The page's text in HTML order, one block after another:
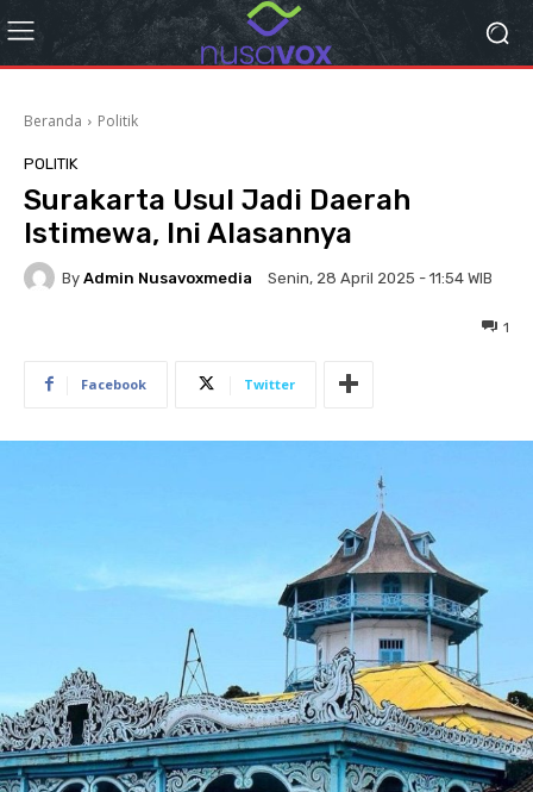
Beranda Politik
POLITIK
Surakarta Usul Jadi Daerah
Istimewa, Ini Alasannya
By Admin Nusavoxmedia Senin, 28 April 2025 - 11:54 WIB
1
Facebook Twitter